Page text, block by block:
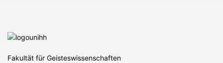
Fakultät für Geisteswissenschaften